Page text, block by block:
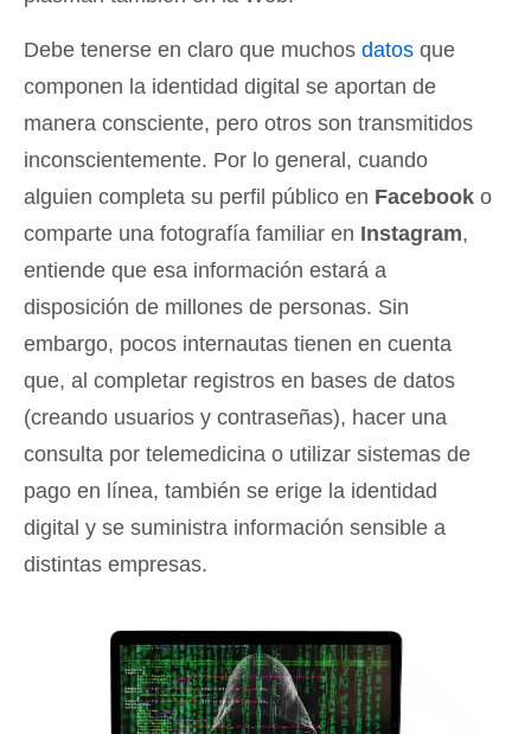
Debe tenerse en claro que muchos datos que
componen la identidad digital se aportan de
manera consciente, pero otros son transmitidos
inconscientemente. Por lo general, cuando
alguien completa su perfil público en Facebook o
comparte una fotografía familiar en Instagram,
entiende que esa información estará a
disposición de millones de personas. Sin
embargo, pocos internautas tienen en cuenta
que, al completar registros en bases de datos
(creando usuarios y contraseñas), hacer una
consulta por telemedicina o utilizar sistemas de
pago en línea, también se erige la identidad
digital y se suministra información sensible a
distintas empresas.